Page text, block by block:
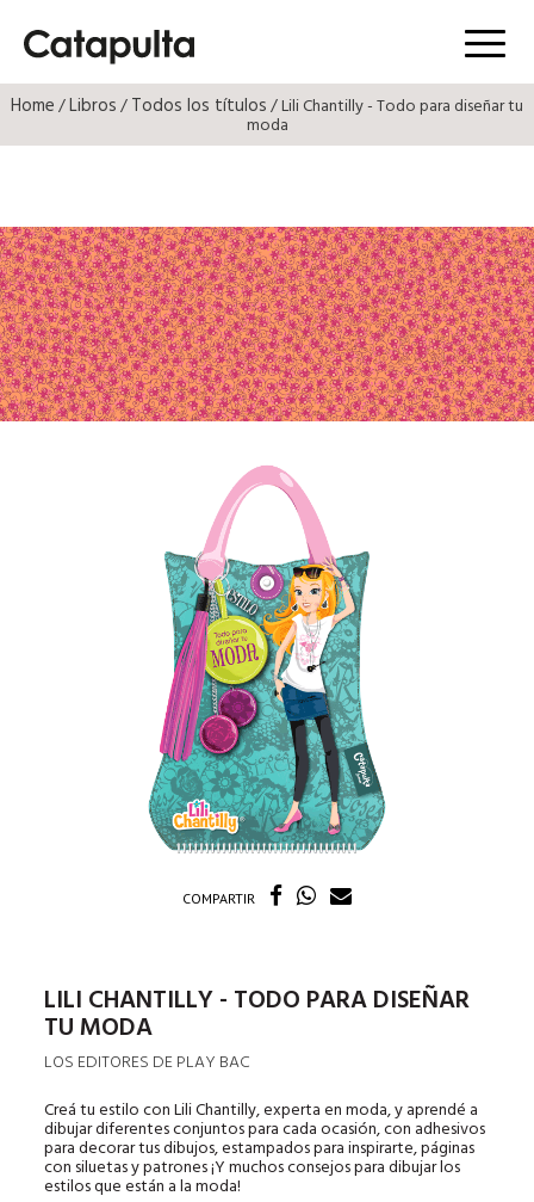
Menú
Home/Libros/Todos los títulos/ Lili Chantilly - Todo para diseñar tu
moda
COMPARTIR
LILI CHANTILLY - TODO PARA DISEÑAR
TU MODA
LOS EDITORES DE PLAY BAC
Creá tu estilo con Lili Chantilly, experta en moda, y aprendé a
dibujar diferentes conjuntos para cada ocasión, con adhesivos
para decorar tus dibujos, estampados para inspirarte, páginas
con siluetas y patrones ¡Y muchos consejos para dibujar los
estilos que están a la moda!